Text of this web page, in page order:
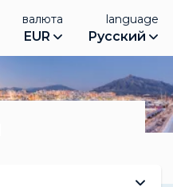
валюта
EUR
language
Русский